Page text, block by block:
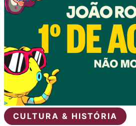
CULTURA & HISTÓRIA